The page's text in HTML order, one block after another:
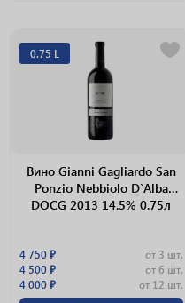
0.75 L
Вино Gianni Gagliardo San
Ponzio Nebbiolo D`Alba
DOCG 2013 14.5% 0.75л
4 750 ₽
от 3 шт.
4 500 ₽
от 6 шт.
4 000 ₽
от 12 шт.